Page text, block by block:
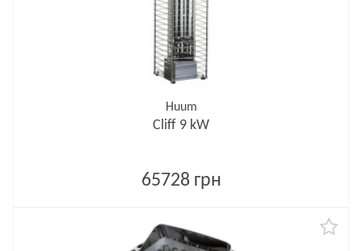
Huum
Cliff 9 kW
65728 грн